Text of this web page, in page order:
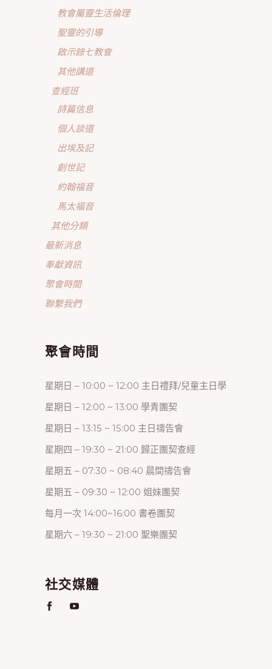
教會屬靈生活倫理
聖靈的引導
啟示錄七教會
其他講道
查經班
詩篇信息
個人談道
出埃及記
創世記
約翰福音
馬太福音
其他分類
最新消息
奉獻資訊
聚會時間
聯繫我們
聚會時間
星期日 – 10:00 ~ 12:00 主日禮拜/兒童主日學
星期日 – 12:00 ~ 13:00 學青團契
星期日 – 13:15 ~ 15:00 主日禱告會
星期四 – 19:30 ~ 21:00 歸正團契查經
星期五 – 07:30 ~ 08:40 晨間禱告會
星期五 – 09:30 ~ 12:00 姐妹團契
每月一次 14:00~16:00 書卷團契
星期六 – 19:30 ~ 21:00 聖樂團契
社交媒體